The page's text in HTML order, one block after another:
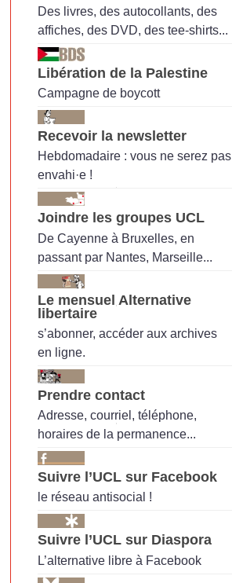
Des livres, des autocollants, des
affiches, des DVD, des tee-shirts...
Libération de la Palestine
Campagne de boycott
Recevoir la newsletter
Hebdomadaire : vous ne serez pas
envahi·e !
Joindre les groupes UCL
De Cayenne à Bruxelles, en
passant par Nantes, Marseille...
Le mensuel Alternative
libertaire
s’abonner, accéder aux archives
en ligne.
Prendre contact
Adresse, courriel, téléphone,
horaires de la permanence...
Suivre l’UCL sur Facebook
le réseau antisocial !
Suivre l’UCL sur Diaspora
L’alternative libre à Facebook